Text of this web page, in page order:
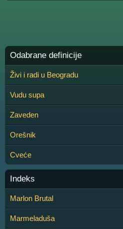
Odabrane definicije
Živi i radi u Beogradu
Vudu supa
Zaveden
Orešnik
Cveće
Indeks
Marlon Brutal
Marmeladuša